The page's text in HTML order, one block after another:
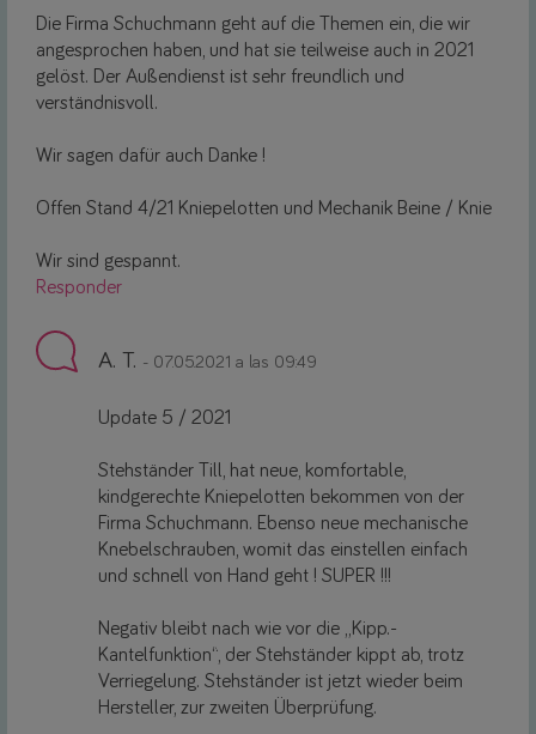
Die Firma Schuchmann geht auf die Themen ein, die wir
angesprochen haben, und hat sie teilweise auch in 2021
gelöst. Der Außendienst ist sehr freundlich und
verständnisvoll.
Wir sagen dafür auch Danke !
Offen Stand 4/21 Kniepelotten und Mechanik Beine / Knie
Wir sind gespannt.
Responder
A. T. - 07.05.2021 a las 09:49
Update 5 / 2021
Stehständer Till, hat neue, komfortable,
kindgerechte Kniepelotten bekommen von der
Firma Schuchmann. Ebenso neue mechanische
Knebelschrauben, womit das einstellen einfach
und schnell von Hand geht ! SUPER !!!
Negativ bleibt nach wie vor die „Kipp.-
Kantelfunktion“, der Stehständer kippt ab, trotz
Verriegelung. Stehständer ist jetzt wieder beim
Hersteller, zur zweiten Überprüfung.